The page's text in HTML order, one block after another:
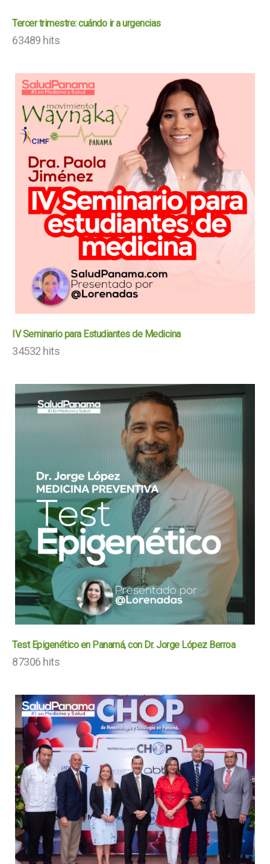
Tercer trimestre: cuándo ir a urgencias
63489 hits
IV Seminario para Estudiantes de Medicina
34532 hits
Test Epigenético en Panamá, con Dr. Jorge López Berroa
87306 hits